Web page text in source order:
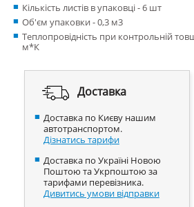
Кількість листів в упаковці - 6 шт
Об'єм упаковки - 0,3 м3
Теплопровідність при контрольній
м*К
Доставка
Доставка по Києву нашим
автотранспортом.
Дізнатись тарифи
Доставка по Україні Новою
Поштою та Укрпоштою за
тарифами перевізника.
Дивитись умови відправки